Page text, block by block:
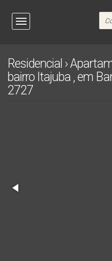
Residencial ›
bairro Itajuba , em
2727